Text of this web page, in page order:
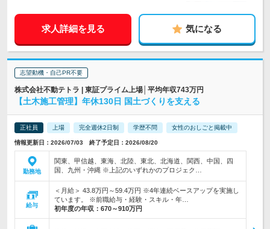
求人詳細を見る 気になる
志望動機・自己PR不要
株式会社不動テトラ | 東証プライム上場│平均年収743万円
【土木施工管理】年休130日 国土づくりを支える
正社員 上場 完全週休2日制 学歴不問 女性のおしごと掲載中
情報更新日：2026/07/03 終了予定日：2026/08/20
勤務地
関東、甲信越、東海、北陸、東北、北海道、関西、中国、四
国、九州・沖縄 ※上記のいずれかのプロジェク…
給与
＜月給＞ 43.8万円～59.4万円 ※4年連続ベースアップを実施し
ています。 ※前職給与・経験・スキル・年…
初年度の年収： 670～910万円